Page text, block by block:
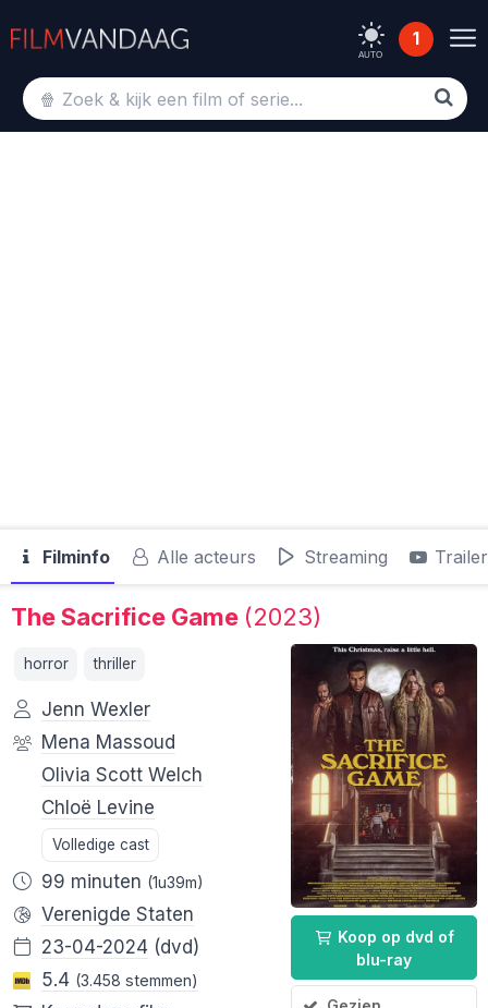
AUTO
1
Filminfo Alle acteurs Streaming Trailer
The Sacrifice Game (2023)
Koop op dvd of
blu-ray
horror thriller
Jenn Wexler
Mena Massoud
Olivia Scott Welch
Chloë Levine
Volledige cast
99 minuten (1u39m)
Verenigde Staten
23-04-2024 (dvd)
5.4 (3.458 stemmen)